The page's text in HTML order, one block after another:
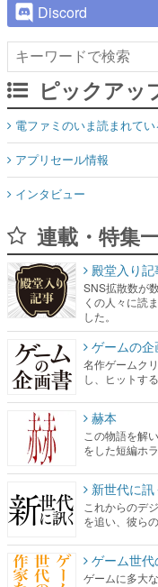
Discord
ピックアッ
電ファミのいま読まれて
アプリセール情報
インタビュー
連載・特集
殿堂入り記
SNS拡散数が
くの人々に読
した。
ゲームの企
名作ゲームク
し、ヒットす
赫本
この物語を解
をした短編ホ
新世代に訊
これからのデ
を追い、彼ら
ゲーム世
ゲームに多大